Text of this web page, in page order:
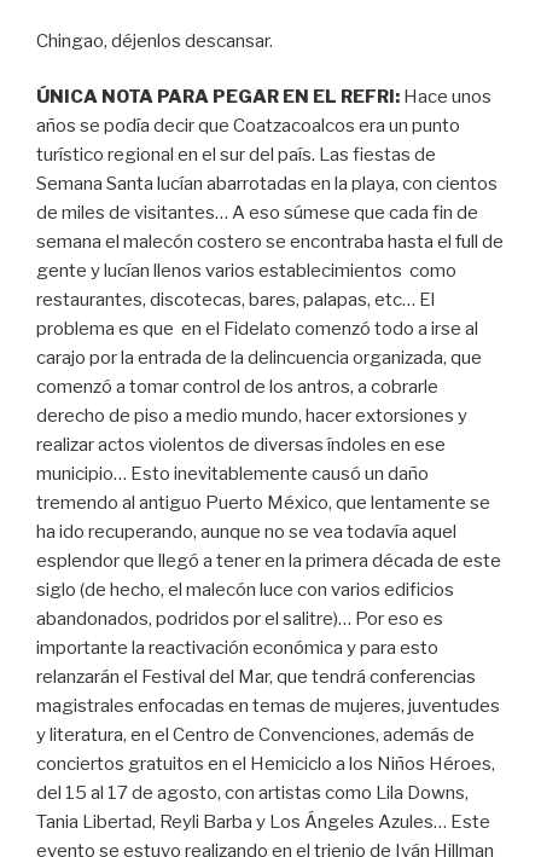
Chingao, déjenlos descansar.
ÚNICA NOTA PARA PEGAR EN EL REFRI: Hace unos
años se podía decir que Coatzacoalcos era un punto
turístico regional en el sur del país. Las fiestas de
Semana Santa lucían abarrotadas en la playa, con cientos
de miles de visitantes… A eso súmese que cada fin de
semana el malecón costero se encontraba hasta el full de
gente y lucían llenos varios establecimientos como
restaurantes, discotecas, bares, palapas, etc… El
problema es que en el Fidelato comenzó todo a irse al
carajo por la entrada de la delincuencia organizada, que
comenzó a tomar control de los antros, a cobrarle
derecho de piso a medio mundo, hacer extorsiones y
realizar actos violentos de diversas índoles en ese
municipio… Esto inevitablemente causó un daño
tremendo al antiguo Puerto México, que lentamente se
ha ido recuperando, aunque no se vea todavía aquel
esplendor que llegó a tener en la primera década de este
siglo (de hecho, el malecón luce con varios edificios
abandonados, podridos por el salitre)… Por eso es
importante la reactivación económica y para esto
relanzarán el Festival del Mar, que tendrá conferencias
magistrales enfocadas en temas de mujeres, juventudes
y literatura, en el Centro de Convenciones, además de
conciertos gratuitos en el Hemiciclo a los Niños Héroes,
del 15 al 17 de agosto, con artistas como Lila Downs,
Tania Libertad, Reyli Barba y Los Ángeles Azules… Este
evento se estuvo realizando en el trienio de Iván Hillman